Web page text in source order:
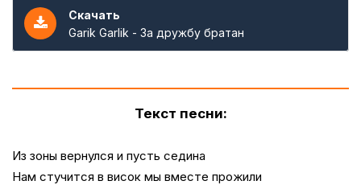
Скачать
Garik Garlik - За дружбу братан
Текст песни:
Из зоны вернулся и пусть седина
Нам стучится в висок мы вместе прожили